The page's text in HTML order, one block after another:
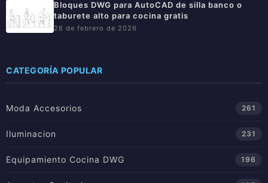
Bloques DWG para AutoCAD de silla banco o
taburete alto para cocina gratis
28 de febrero de 2026
CATEGORÍA POPULAR
Moda Accesorios 261
Iluminacion 231
Equipamiento Cocina DWG 196